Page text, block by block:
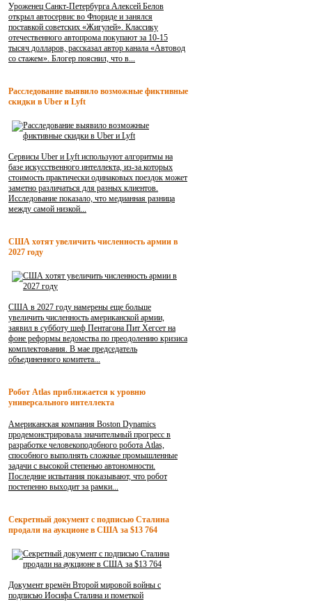
Уроженец Санкт-Петербурга Алексей Белов
открыл автосервис во Флориде и занялся
поставкой советских «Жигулей». Классику
отечественного автопрома покупают за 10-15
тысяч долларов, рассказал автор канала «Автовод
со стажем». Блогер пояснил, что в...
Расследование выявило возможные фиктивные
скидки в Uber и Lyft
Сервисы Uber и Lyft используют алгоритмы на
базе искусственного интеллекта, из-за которых
стоимость практически одинаковых поездок может
заметно различаться для разных клиентов.
Исследование показало, что медианная разница
между самой низкой...
США хотят увеличить численность армии в
2027 году
США в 2027 году намерены еще больше
увеличить численность американской армии,
заявил в субботу шеф Пентагона Пит Хегсет на
фоне реформы ведомства по преодолению кризиса
комплектования. В мае председатель
объединенного комитета...
Робот Atlas приближается к уровню
универсального интеллекта
Американская компания Boston Dynamics
продемонстрировала значительный прогресс в
разработке человекоподобного робота Atlas,
способного выполнять сложные промышленные
задачи с высокой степенью автономности.
Последние испытания показывают, что робот
постепенно выходит за рамки...
Секретный документ с подписью Сталина
продали на аукционе в США за $13 764
Документ времён Второй мировой войны с
подписью Иосифа Сталина и пометкой